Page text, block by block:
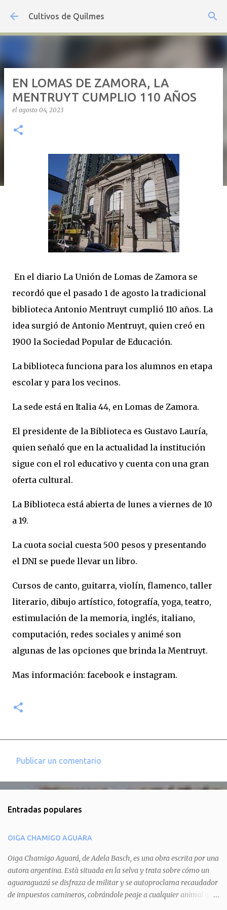
Ir al contenido principal
Cultivos de Quilmes
EN LOMAS DE ZAMORA, LA
MENTRUYT CUMPLIO 110 AÑOS
el agosto 04, 2023
En el diario La Unión de Lomas de Zamora se
recordó que el pasado 1 de agosto la tradicional
biblioteca Antonio Mentruyt cumplió 110 años. La
idea surgió de Antonio Mentruyt, quien creó en
1900 la Sociedad Popular de Educación.
La biblioteca funciona para los alumnos en etapa
escolar y para los vecinos.
La sede está en Italia 44, en Lomas de Zamora.
El presidente de la Biblioteca es Gustavo Lauría,
quien señaló que en la actualidad la institución
sigue con el rol educativo y cuenta con una gran
oferta cultural.
La Biblioteca está abierta de lunes a viernes de 10
a 19.
La cuota social cuesta 500 pesos y presentando
el DNI se puede llevar un libro.
Cursos de canto, guitarra, violín, flamenco, taller
literario, dibujo artístico, fotografía, yoga, teatro,
estimulación de la memoria, inglés, italiano,
computación, redes sociales y animé son
algunas de las opciones que brinda la Mentruyt.
Mas información: facebook e instagram.
e
t
a
r
i
o
Publicar un comentario
Entradas populares
OIGA CHAMIGO AGUARA
Oiga Chamigo Aguará, de Adela Basch, es una obra escrita por una
autora argentina. Està situada en la selva y trata sobre cómo un
aguaraguazú se disfraza de militar y se autoproclama recaudador
de impuestos camineros, cobrándole peaje a cualquier animal que